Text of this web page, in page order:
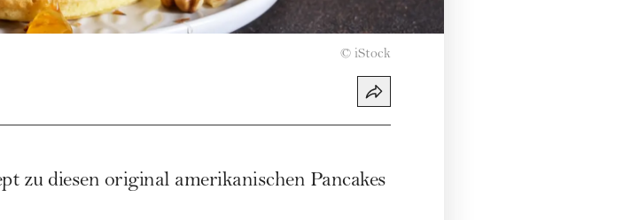
© iStock
zu diesen original amerikanischen Pancakes